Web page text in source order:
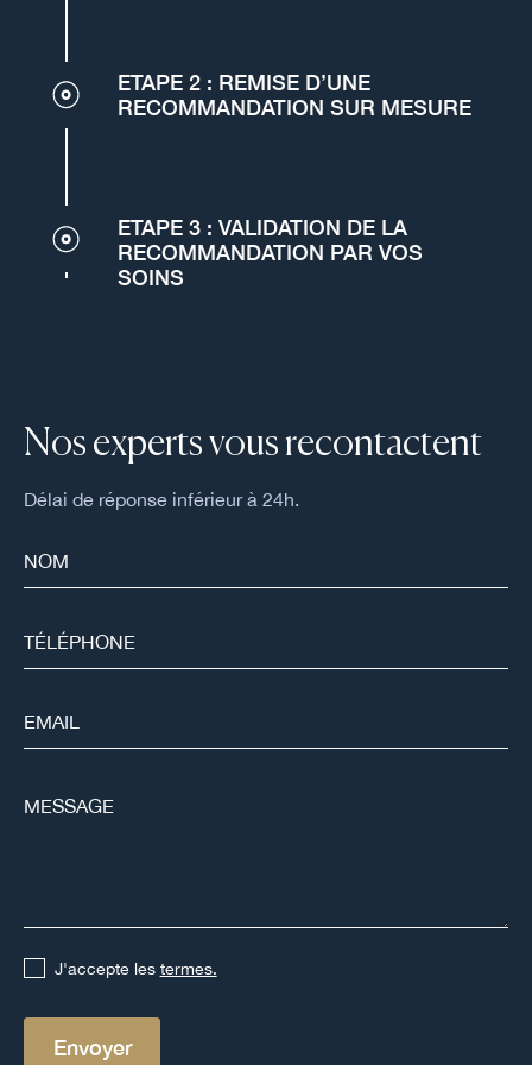
ETAPE 2 : REMISE D’UNE
RECOMMANDATION SUR MESURE
ETAPE 3 : VALIDATION DE LA
RECOMMANDATION PAR VOS
SOINS
Nos experts vous recontactent
Délai de réponse inférieur à 24h.
J'accepte les termes.